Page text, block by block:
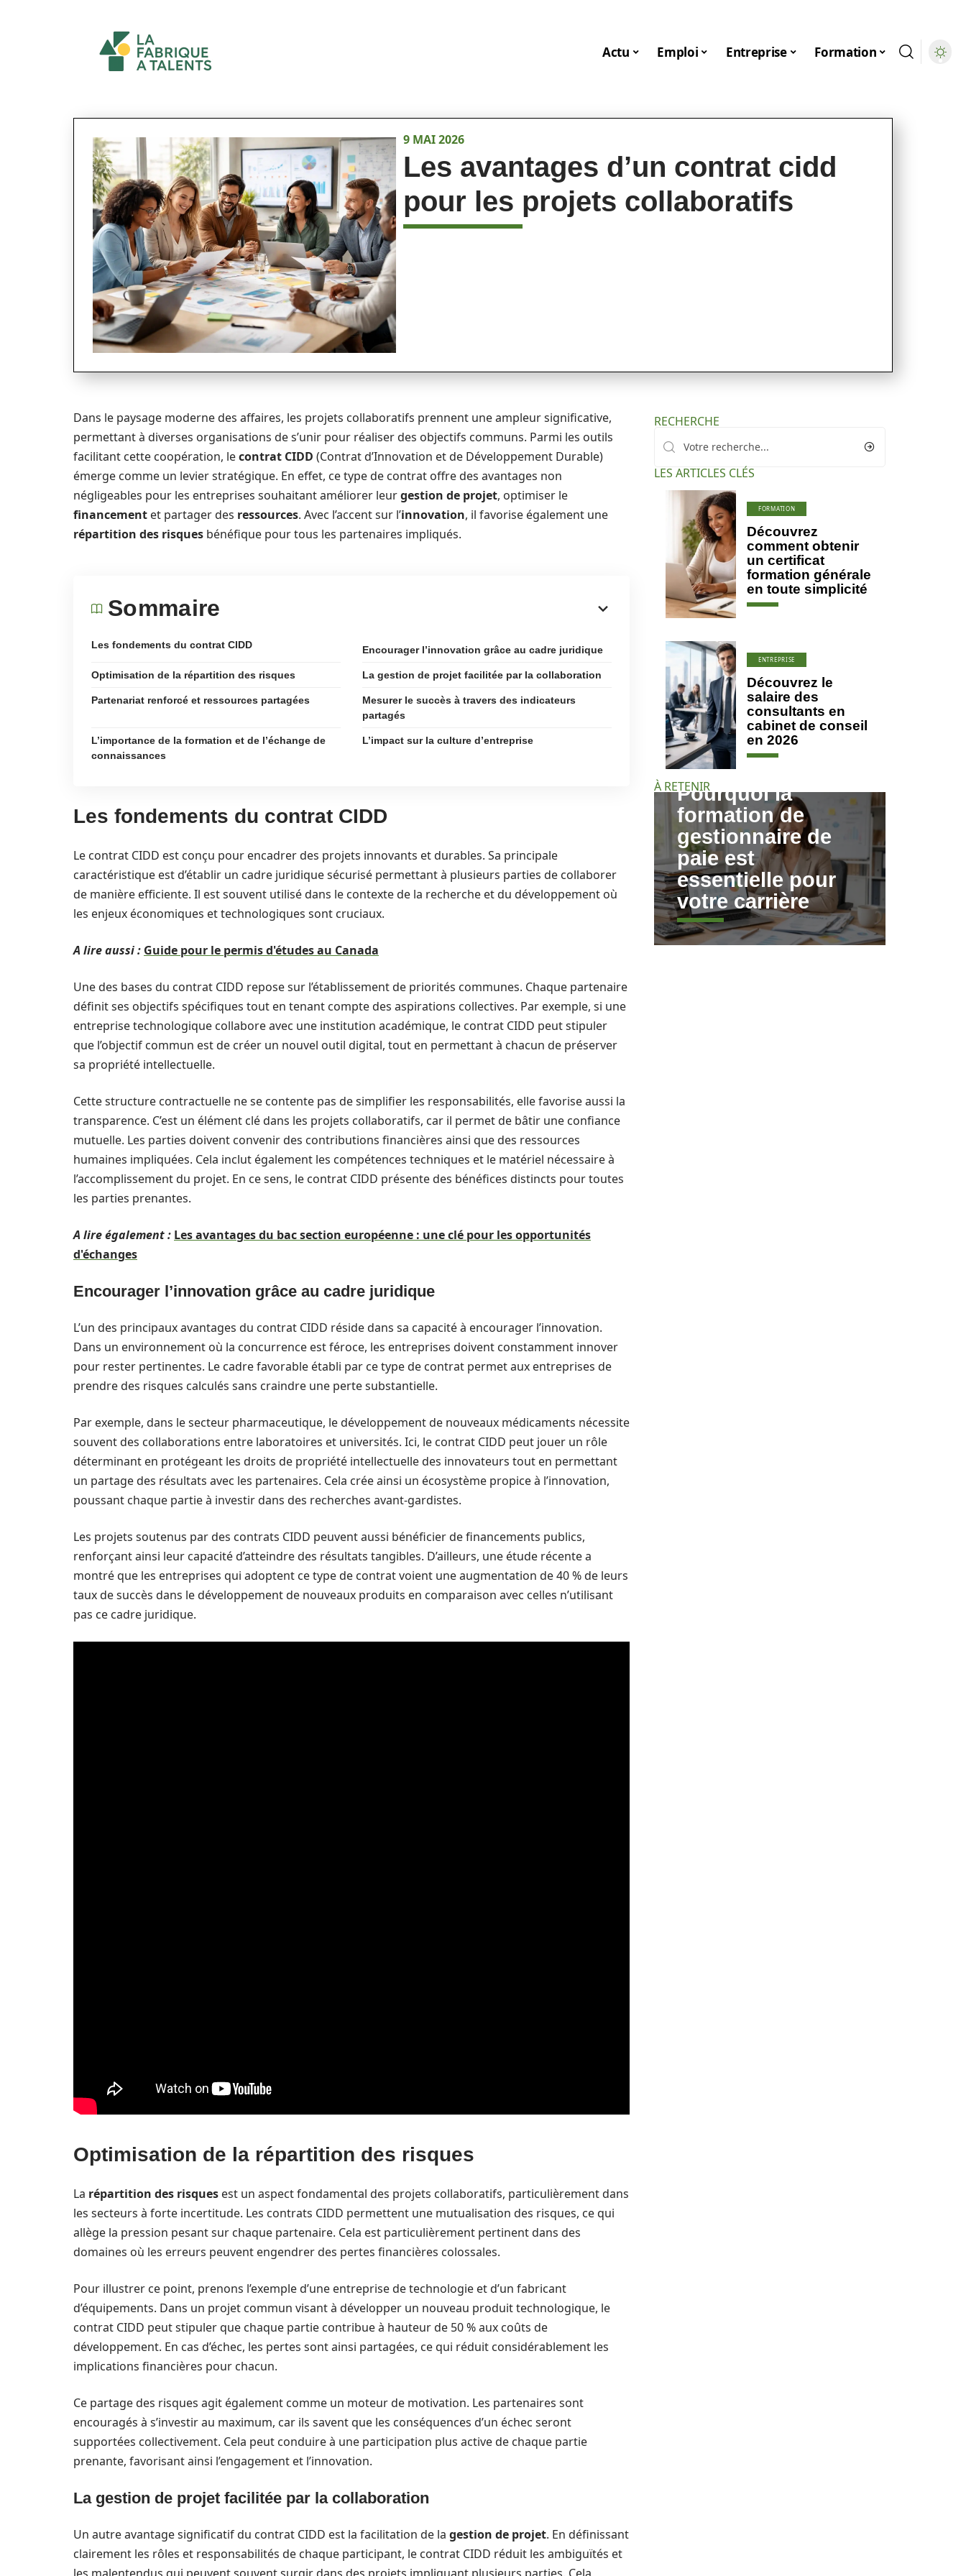
Actu Emploi Entreprise Formation
9 MAI 2026
Les avantages d’un contrat cidd
pour les projets collaboratifs
Dans le paysage moderne des affaires, les projets collaboratifs prennent une ampleur significative,
permettant à diverses organisations de s’unir pour réaliser des objectifs communs. Parmi les outils
facilitant cette coopération, lecontrat CIDD (Contrat d’Innovation et de Développement Durable)
émerge comme un levier stratégique. En effet, ce type de contrat offre des avantages non
négligeables pour les entreprises souhaitant améliorer leurgestion de projet, optimiser le
financement et partager des ressources. Avec l’accent sur l’innovation, il favorise également une
répartition des risques bénéfique pour tous les partenaires impliqués.
Sommaire
Les fondements du contrat CIDD Encourager l’innovation grâce au cadre juridique
Optimisation de la répartition des risques La gestion de projet facilitée par la collaboration
Partenariat renforcé et ressources partagées
Mesurer le succès à travers des indicateurs
partagés
L’importance de la formation et de l’échange de
connaissances
L’impact sur la culture d’entreprise
Les fondements du contrat CIDD
Le contrat CIDD est conçu pour encadrer des projets innovants et durables. Sa principale
caractéristique est d’établir un cadre juridique sécurisé permettant à plusieurs parties de collaborer
de manière efficiente. Il est souvent utilisé dans le contexte de la recherche et du développement où
les enjeux économiques et technologiques sont cruciaux.
A lire aussi : Guide pour le permis d'études au Canada
Une des bases du contrat CIDD repose sur l’établissement de priorités communes. Chaque partenaire
définit ses objectifs spécifiques tout en tenant compte des aspirations collectives. Par exemple, si une
entreprise technologique collabore avec une institution académique, le contrat CIDD peut stipuler
que l’objectif commun est de créer un nouvel outil digital, tout en permettant à chacun de préserver
sa propriété intellectuelle.
Cette structure contractuelle ne se contente pas de simplifier les responsabilités, elle favorise aussi la
transparence. C’est un élément clé dans les projets collaboratifs, car il permet de bâtir une confiance
mutuelle. Les parties doivent convenir des contributions financières ainsi que des ressources
humaines impliquées. Cela inclut également les compétences techniques et le matériel nécessaire à
l’accomplissement du projet. En ce sens, le contrat CIDD présente des bénéfices distincts pour toutes
les parties prenantes.
A lire également : Les avantages du bac section européenne : une clé pour les opportunités
d'échanges
Encourager l’innovation grâce au cadre juridique
L’un des principaux avantages du contrat CIDD réside dans sa capacité à encourager l’innovation.
Dans un environnement où la concurrence est féroce, les entreprises doivent constamment innover
pour rester pertinentes. Le cadre favorable établi par ce type de contrat permet aux entreprises de
prendre des risques calculés sans craindre une perte substantielle.
Par exemple, dans le secteur pharmaceutique, le développement de nouveaux médicaments nécessite
souvent des collaborations entre laboratoires et universités. Ici, le contrat CIDD peut jouer un rôle
déterminant en protégeant les droits de propriété intellectuelle des innovateurs tout en permettant
un partage des résultats avec les partenaires. Cela crée ainsi un écosystème propice à l’innovation,
poussant chaque partie à investir dans des recherches avant-gardistes.
Les projets soutenus par des contrats CIDD peuvent aussi bénéficier de financements publics,
renforçant ainsi leur capacité d’atteindre des résultats tangibles. D’ailleurs, une étude récente a
montré que les entreprises qui adoptent ce type de contrat voient une augmentation de 40 % de leurs
taux de succès dans le développement de nouveaux produits en comparaison avec celles n’utilisant
pas ce cadre juridique.
Optimisation de la répartition des risques
La répartition des risques est un aspect fondamental des projets collaboratifs, particulièrement dans
les secteurs à forte incertitude. Les contrats CIDD permettent une mutualisation des risques, ce qui
allège la pression pesant sur chaque partenaire. Cela est particulièrement pertinent dans des
domaines où les erreurs peuvent engendrer des pertes financières colossales.
Pour illustrer ce point, prenons l’exemple d’une entreprise de technologie et d’un fabricant
d’équipements. Dans un projet commun visant à développer un nouveau produit technologique, le
contrat CIDD peut stipuler que chaque partie contribue à hauteur de 50 % aux coûts de
développement. En cas d’échec, les pertes sont ainsi partagées, ce qui réduit considérablement les
implications financières pour chacun.
Ce partage des risques agit également comme un moteur de motivation. Les partenaires sont
encouragés à s’investir au maximum, car ils savent que les conséquences d’un échec seront
supportées collectivement. Cela peut conduire à une participation plus active de chaque partie
prenante, favorisant ainsi l’engagement et l’innovation.
La gestion de projet facilitée par la collaboration
Un autre avantage significatif du contrat CIDD est la facilitation de la gestion de projet. En définissant
clairement les rôles et responsabilités de chaque participant, le contrat CIDD réduit les ambiguïtés et
RECHERCHE
LES ARTICLES CLÉS
FORMATION
Découvrez
comment obtenir
un certificat
formation générale
en toute simplicité
ENTREPRISE
Découvrez le
salaire des
consultants en
cabinet de conseil
en 2026
À RETENIR
Pourquoi la
formation de
gestionnaire de
paie est
essentielle pour
votre carrière